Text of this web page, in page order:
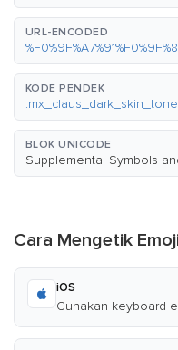
URL-ENCODED
KODE PENDEK
BLOK UNICODE
Supplemental Symbols
Cara Mengetik
iOS
Gunakan keyboard